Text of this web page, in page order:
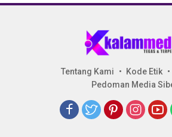
Tentang Kami Kode Etik
Pedoman Media